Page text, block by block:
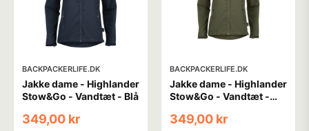
BACKPACKERLIFE.DK
Jakke dame - Highlander
Stow&Go - Vandtæt - Blå
349,00 kr
BACKPACKERLIFE.DK
Jakke dame - Highlander
Stow&Go - Vandtæt -
349,00 kr